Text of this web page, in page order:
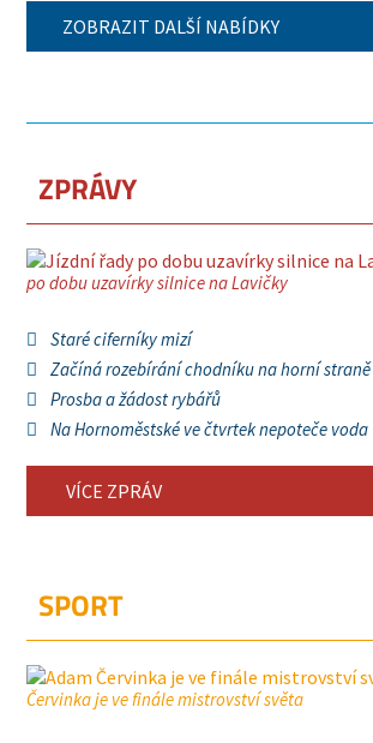
ZOBRAZIT DALŠÍ NABÍDKY
ZPRÁVY
po dobu uzavírky silnice na Lavičky
Staré ciferníky mizí
Začíná rozebírání chodníku na horní straně
Prosba a žádost rybářů
Na Hornoměstské ve čtvrtek nepoteče voda
VÍCE ZPRÁV
SPORT
Červinka je ve finále mistrovství světa